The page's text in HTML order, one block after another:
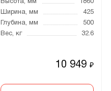
Высота, мм
1860
Ширина, мм
425
Глубина, мм
500
Вес, кг
32.6
10 949₽